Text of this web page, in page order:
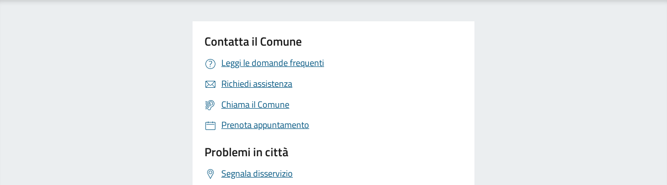
Contatta il Comune
Leggi le domande frequenti
Richiedi assistenza
Chiama il Comune
Prenota appuntamento
Problemi in città
Segnala disservizio